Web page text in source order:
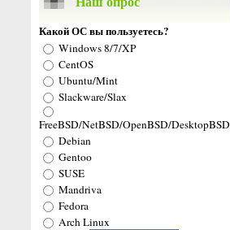
Какой ОС вы пользуетесь?
Windows 8/7/XP
CentOS
Ubuntu/Mint
Slackware/Slax
FreeBSD/NetBSD/OpenBSD/DesktopBSD
Debian
Gentoo
SUSE
Mandriva
Fedora
Arch Linux